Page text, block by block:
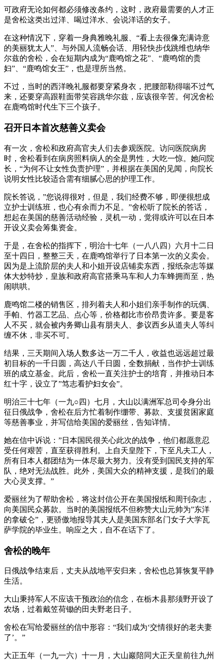
可政府无论如何都必须修改条约，这时，政府最需要的人才正
是舍松这类出过洋、喝过洋水、会说洋话的女子。
在这种情况下，穿着一身典雅晚礼服、“看上去很像充满诗意
的美丽犹太人”、与外国人流畅会话、用轻快步伐跳维也纳华
尔兹的舍松，会在短期内成为“鹿鸣馆之花”、“鹿鸣馆的贵
妇”、“鹿鸣馆女王”，也是理所当然。
不过，当时的西洋晚礼服都要穿紧身衣，把腰部勒得喘不过气
来，还要穿高跟鞋面带笑容跳华尔兹，应该很辛苦。何况舍松
在鹿鸣馆时代生下三个孩子。
召开日本首次慈善义卖会
有一次，舍松和政府高官夫人们去参观医院。访问医院病房
时，舍松看到在病房照料病人的全是男性，大吃一惊。她问院
长，“为何不让女性负责护理”，并根据在美国的见闻，向院长
说明女性比较适合需有细腻心思的护理工作。
院长答说，”您说得很对，但是，我们经费不够，即便很想成
立护士训练班，也心有余而力不足。”舍松听了院长的答话，
想起在美国的慈善活动经验，灵机一动，觉得或许可以在日本
开设义卖会筹集资金。
于是，在舍松的指挥下，明治十七年（一八八四）六月十二日
至十四日，整整三天，在鹿鸣馆举行了日本第一次的义卖会。
因为是上流阶层的夫人和小姐开设店铺卖东西，报纸杂志等媒
体大炒特炒，皇族和政府高官搭乘马车和人力车蜂拥而至，热
闹哄哄。
鹿鸣馆二楼的销售区，排列着夫人和小姐们亲手制作的玩偶、
手帕、竹器工艺品、点心等，价格都比市价昂贵许多。要是客
人不买，就会被内务卿山县有朋夫人、参议西乡从道夫人等纠
缠不休，非买不可。
结果，三天期间入场人数多达一万二千人，收益也远远超过最
初目标的一千日圆，高达八千日圆，全数捐献，当作护士训练
班的成立基金。此后，舍松一直关注护士的培育，并推动日本
红十字，设立了”笃志看护妇女会”。
明治三十七年（一九○四）七月，大山以满洲军总司令身分出
征日俄战争，舍松在后方忙着制作绷带、募款、支援贫困家庭
等慈善事业，并写信给美国的爱丽丝，告知详情。
她在信中诉说：”日本国民很关心此次的战争，他们都愿意忍
受任何艰苦，直至获得胜利。上自天皇陛下，下至凡夫工人，
所有日本人都团结为一体尽最大努力。没有受到国民支持的军
队，绝对无法战胜。此外，美国大众的精神支援，是我们的最
大心灵支撑。”
爱丽丝为了帮助舍松，将这封信公开在美国报纸和周刊杂志，
向美国民众募款。当时的美国报纸不但称赞大山元帅为”东洋
的拿破仑”，更骄傲地报导其夫人是美国东部名门女子大学瓦
萨学院的毕业生。响应之大，自不在话下了。
舍松的晚年
日俄战争结束后，丈夫从战地平安归来，舍松也总算恢复平静
生活。
大山秉持军人不应该干预政治的信念，在栃木县那须野开设了
农场，过着戴笠荷锄的田夫野老日子。
舍松在写给爱丽丝的信中形容：“我们成为‘交情很好的老夫妻
了’。”
大正五年（一九一六）十一月，大山巖陪同大正天皇前往九州